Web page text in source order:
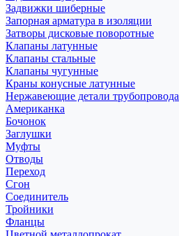
Задвижки шиберные
Запорная арматура в изоляции
Затворы дисковые поворотные
Клапаны латунные
Клапаны стальные
Клапаны чугунные
Краны конусные латунные
Нержавеющие детали трубопровода
Американка
Бочонок
Заглушки
Муфты
Отводы
Переход
Сгон
Соединитель
Тройники
Фланцы